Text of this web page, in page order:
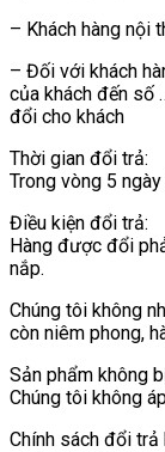
– Khách hàng nội
– Đối với khách
của khách đến số
đổi cho khách
Thời gian đổi trả:
Trong vòng 5
Điều kiện đổi trả:
Hàng được đổi
nắp.
Chúng tôi không
còn niêm phong,
Sản phẩm không
Chúng tôi không
Chính sách đổi trả